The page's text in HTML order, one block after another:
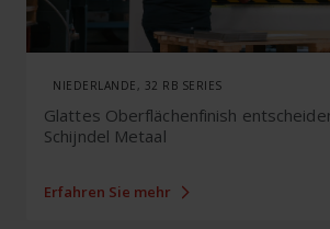
NIEDERLANDE, 32 RB SERIES
Glattes Oberflächenfinish
Schijndel Metaal
Erfahren Sie mehr